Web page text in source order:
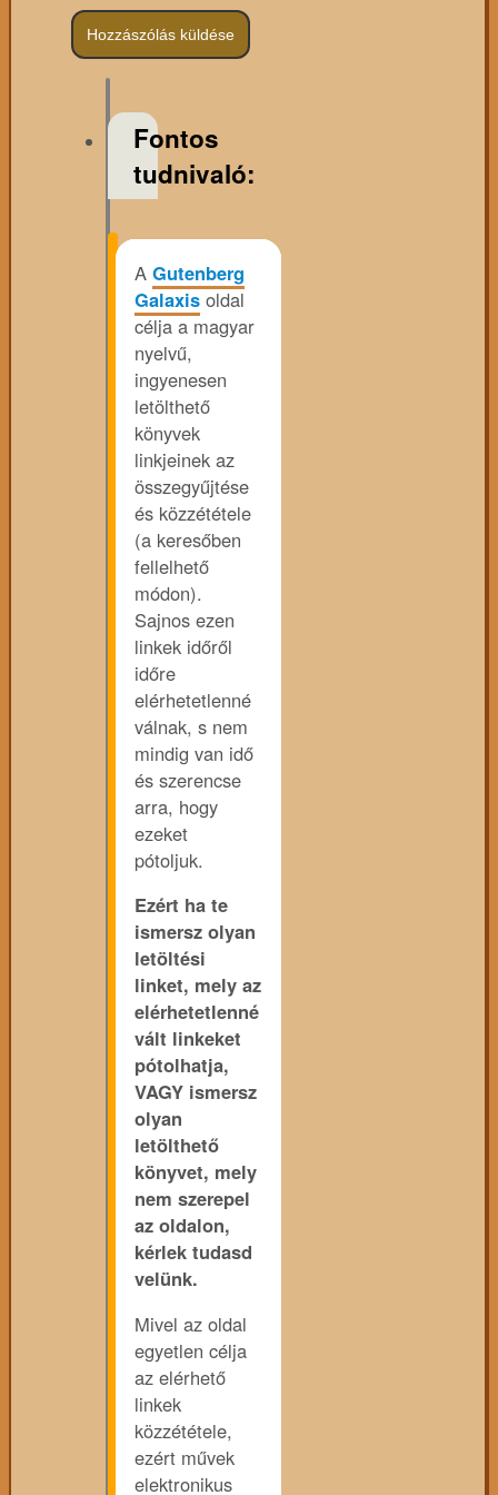
Fontos
tudnivaló:
A Gutenberg
Galaxis oldal
célja a magyar
nyelvű,
ingyenesen
letölthető
könyvek
linkjeinek az
összegyűjtése
és közzététele
(a keresőben
fellelhető
módon).
Sajnos ezen
linkek időről
időre
elérhetetlenné
válnak, s nem
mindig van idő
és szerencse
arra, hogy
ezeket
pótoljuk.
Ezért ha te
ismersz olyan
letöltési
linket, mely az
elérhetetlenné
vált linkeket
pótolhatja,
VAGY ismersz
olyan
letölthető
könyvet, mely
nem szerepel
az oldalon,
kérlek tudasd
velünk.
Mivel az oldal
egyetlen célja
az elérhető
linkek
közzététele,
ezért művek
elektronikus